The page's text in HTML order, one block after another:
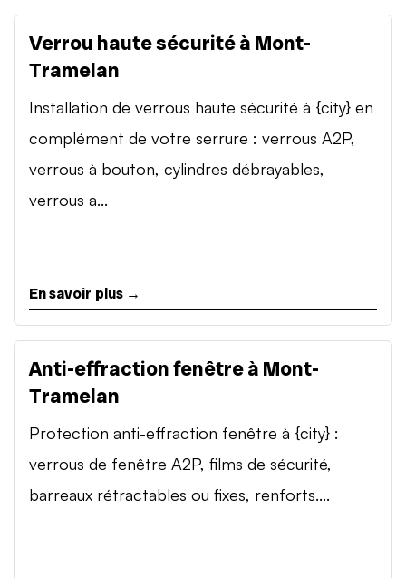
Verrou haute sécurité à Mont-
Tramelan
Installation de verrous haute sécurité à {city} en
complément de votre serrure : verrous A2P,
verrous à bouton, cylindres débrayables,
verrous a...
En savoir plus →
Anti-effraction fenêtre à Mont-
Tramelan
Protection anti-effraction fenêtre à {city} :
verrous de fenêtre A2P, films de sécurité,
barreaux rétractables ou fixes, renforts....